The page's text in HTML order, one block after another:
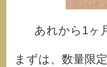
あれから1ヶ
まずは、数量限